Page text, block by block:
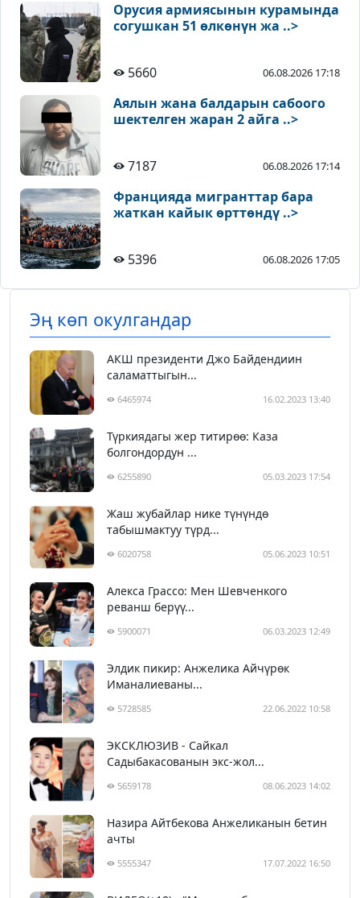
Орусия армиясынын курамында
согушкан 51 өлкөнүн жа ..>
5660 06.08.2026 17:18
Аялын жана балдарын сабоого
шектелген жаран 2 айга ..>
7187 06.08.2026 17:14
Францияда мигранттар бара
жаткан кайык өрттөндү ..>
5396 06.08.2026 17:05
Эң көп окулгандар
АКШ президенти Джо Байдендиин
саламаттыгын...
6465974 16.02.2023 13:40
Түркиядагы жер титирөө: Каза
болгондордун ...
6255890 05.03.2023 17:54
Жаш жубайлар нике түнүндө
табышмактуу түрд...
6020758 05.06.2023 10:51
Алекса Грассо: Мен Шевченкого
реванш берүү...
5900071 06.03.2023 12:49
Элдик пикир: Анжелика Айчүрөк
Иманалиеваны...
5728585 22.06.2022 10:58
ЭКСКЛЮЗИВ - Сайкал
Садыбакасованын экс-жол...
5659178 08.06.2023 14:02
Назира Айтбекова Анжеликанын бетин
ачты
5555347 17.07.2022 16:50